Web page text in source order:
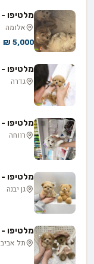
מלטיפו -
אלומה
5,000 ₪
מלטיפו -
גדרה
מלטיפו -
רווחה
מלטיפו -
גן יבנה
מלטיפו -
תל אביב